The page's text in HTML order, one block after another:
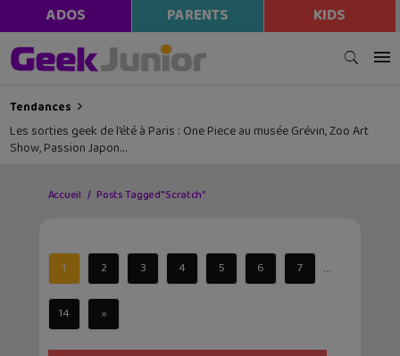
ADOS PARENTS KIDS
Tendances
Les sorties geek de l’été à Paris : One Piece au musée Grévin, Zoo Art
Show, Passion Japon…
Accueil Posts Tagged "Scratch"
1 2 3 4 5 6 7 ...
14 »